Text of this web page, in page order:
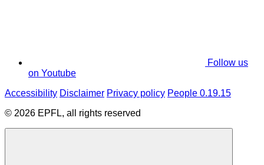
Follow us
on Youtube
Accessibility Disclaimer Privacy policy People 0.19.15
© 2026 EPFL, all rights reserved